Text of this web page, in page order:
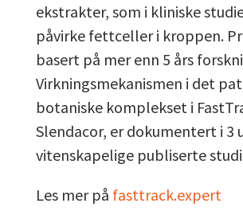
ekstrakter, som i kliniske
påvirke fettceller i kroppen.
basert på mer enn 5 års
Virkningsmekanismen i det
botaniske komplekset i
Slendacor, er dokumentert i 3
vitenskapelige publiserte
Les mer på fasttrack.expert